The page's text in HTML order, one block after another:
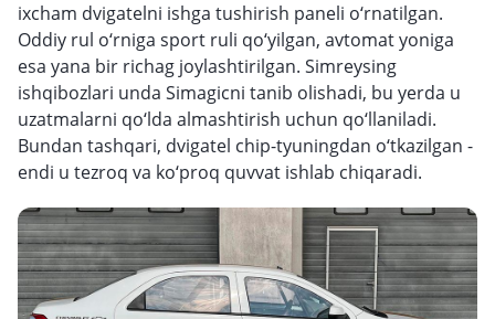
ixcham dvigatelni ishga tushirish paneli o‘rnatilgan.
Oddiy rul o‘rniga sport ruli qo‘yilgan, avtomat yoniga
esa yana bir richag joylashtirilgan. Simreysing
ishqibozlari unda Simagicni tanib olishadi, bu yerda u
uzatmalarni qo‘lda almashtirish uchun qo‘llaniladi.
Bundan tashqari, dvigatel chip-tyuningdan o‘tkazilgan -
endi u tezroq va ko‘proq quvvat ishlab chiqaradi.